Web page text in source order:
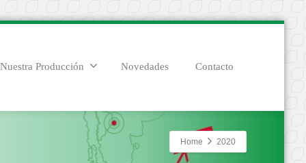
Nuestra Producción Novedades Contacto
Home 2020